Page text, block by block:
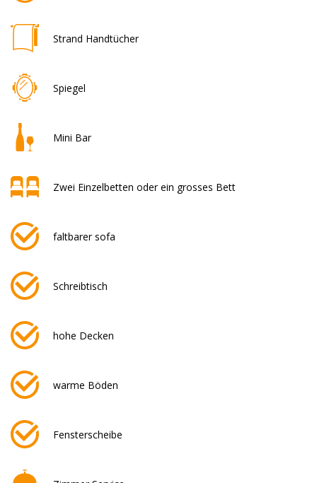
Strand Handtücher
Spiegel
Mini Bar
Zwei Einzelbetten oder ein grosses Bett
faltbarer sofa
Schreibtisch
hohe Decken
warme Böden
Fensterscheibe